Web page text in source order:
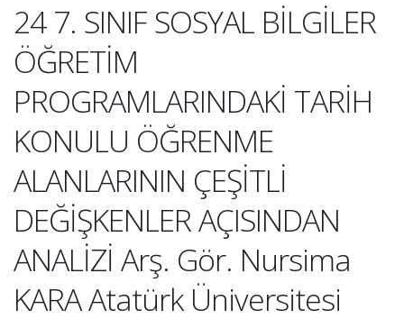
24 7. SINIF SOSYAL BİLGİLER
ÖĞRETİM
PROGRAMLARINDAKİ TARİH
KONULU ÖĞRENME
ALANLARININ ÇEŞİTLİ
DEĞİŞKENLER AÇISINDAN
ANALİZİ Arş. Gör. Nursima
KARA Atatürk Üniversitesi